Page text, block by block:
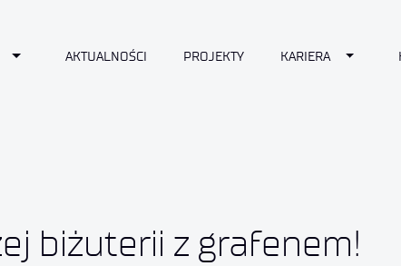
Toggle Dropdown
AKTUALNOŚCI PROJEKTY KARIERA Toggle
biżuterii z grafenem!